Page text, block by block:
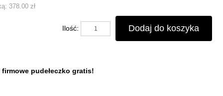
378.00 zł
Ilość: Dodaj do koszyka
pudełeczko gratis!